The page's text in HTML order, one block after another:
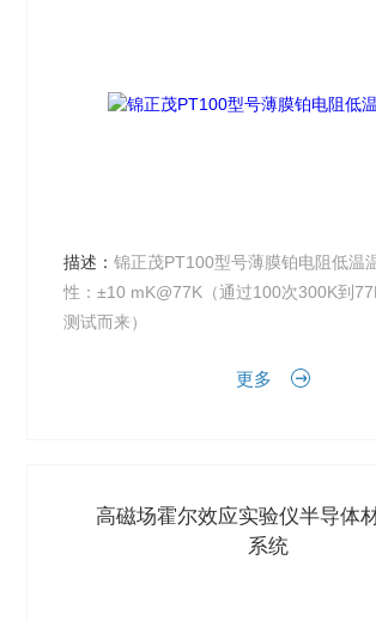
描述：锦正茂PT100型号薄膜铂电阻低温
性：±10 mK@77K（通过100次300K到
测试而来）
更多
高磁场霍尔效应实验仪半导体
系统